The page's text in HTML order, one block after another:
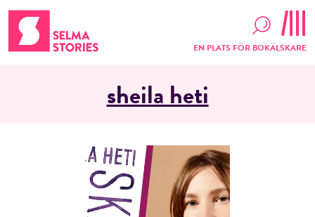
EN PLATS FÖR BOKÄLSKARE
sheila heti